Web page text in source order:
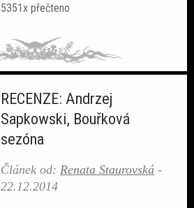
5351x přečteno
RECENZE: Andrzej
Sapkowski, Bouřková
sezóna
Článek od:Renata Staurovská -
22.12.2014